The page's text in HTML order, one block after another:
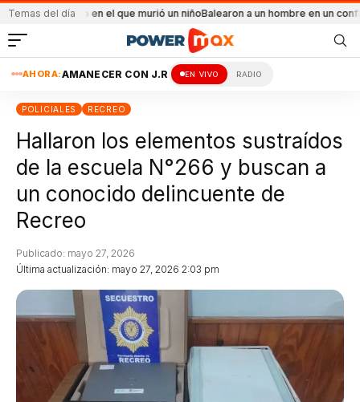
Temas del día
en el que murió un niñoBalearon a un hombre en un conflicto familiar
AHORA:AMANECER CON J.R EN VIVO RADIO
POLICIALES RECREO
Hallaron los elementos sustraídos
de la escuela N°266 y buscan a
un conocido delincuente de
Recreo
Última actualización: mayo 27, 2026 2:03 pm
Publicado: mayo 27, 2026